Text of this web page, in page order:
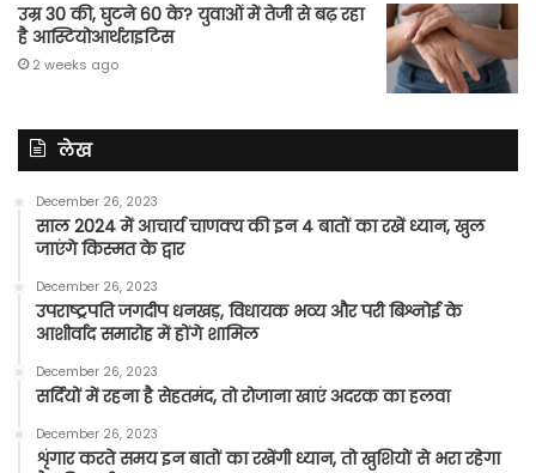
उम्र 30 की, घुटने 60 के? युवाओं में तेजी से बढ़ रहा
है आस्टियोआर्थराइटिस
2 weeks ago
लेख
December 26, 2023
साल 2024 में आचार्य चाणक्य की इन 4 बातों का रखें ध्यान, खुल
जाएंगे किस्मत के द्वार
December 26, 2023
उपराष्ट्रपति जगदीप धनखड़, विधायक भव्य और परी बिश्नोई के
आशीर्वाद समारोह में होंगे शामिल
December 26, 2023
सर्दियों में रहना है सेहतमंद, तो रोजाना खाएं अदरक का हलवा
December 26, 2023
शृंगार करते समय इन बातों का रखेंगी ध्यान, तो खुशियों से भरा रहेगा